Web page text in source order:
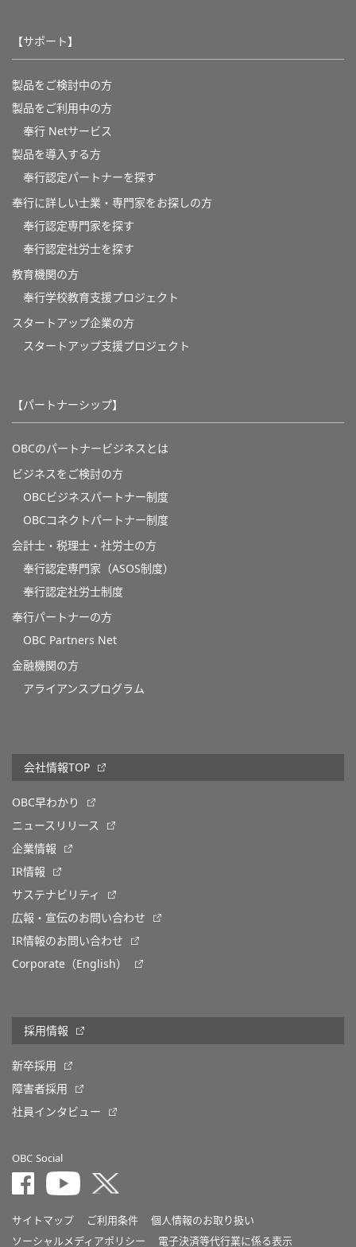
【サポート】
製品をご検討中の方
製品をご利用中の方
奉行 Netサービス
製品を導入する方
奉行認定パートナーを探す
奉行に詳しい士業・専門家をお探しの方
奉行認定専門家を探す
奉行認定社労士を探す
教育機関の方
奉⾏学校教育⽀援プロジェクト
スタートアップ企業の方
スタートアップ支援プロジェクト
【パートナーシップ】
OBCのパートナービジネスとは
ビジネスをご検討の方
OBCビジネスパートナー制度
OBCコネクトパートナー制度
会計士・税理士・社労士の方
奉行認定専門家（ASOS制度）
奉行認定社労士制度
奉行パートナーの方
OBC Partners Net
金融機関の方
アライアンスプログラム
会社情報TOP
OBC早わかり
ニュースリリース
企業情報
IR情報
サステナビリティ
広報・宣伝のお問い合わせ
IR情報のお問い合わせ
Corporate（English）
採用情報
新卒採用
障害者採用
社員インタビュー
OBC Social
サイトマップ ご利用条件
個人情報のお取り扱い
ソーシャルメディアポリシー
電子決済等代行業に係る表示